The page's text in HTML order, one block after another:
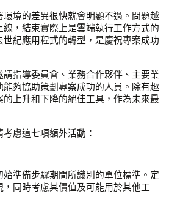
境的差異很快就會明顯不過。問題越
，結束實際上是雲端執行工作方式的
紀應用程式的轉型，是慶祝專案成功
指導委員會、業務合作夥伴、主要業
夠協助策劃專案成功的人員。除有趣
上升和下降的絕佳工具，作為未來最
慮這七項額外活動：
始準備步驟期間所識別的單位標準。定
同時考慮其價值及可能用於其他工